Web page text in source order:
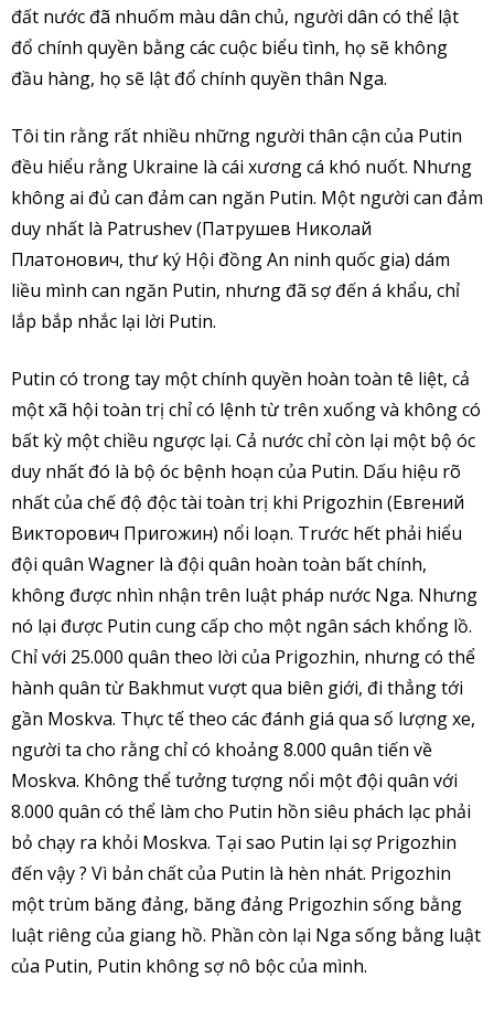
đất nước đã nhuốm màu dân chủ, người dân có thể lật
đổ chính quyền bằng các cuộc biểu tình, họ sẽ không
đầu hàng, họ sẽ lật đổ chính quyền thân Nga.
Tôi tin rằng rất nhiều những người thân cận của Putin
đều hiểu rằng Ukraine là cái xương cá khó nuốt. Nhưng
không ai đủ can đảm can ngăn Putin. Một người can đảm
duy nhất là Patrushev (Патрушев Николай
Платонович, thư ký Hội đồng An ninh quốc gia) dám
liều mình can ngăn Putin, nhưng đã sợ đến á khẩu, chỉ
lắp bắp nhắc lại lời Putin.
Putin có trong tay một chính quyền hoàn toàn tê liệt, cả
một xã hội toàn trị chỉ có lệnh từ trên xuống và không có
bất kỳ một chiều ngược lại. Cả nước chỉ còn lại một bộ óc
duy nhất đó là bộ óc bệnh hoạn của Putin. Dấu hiệu rõ
nhất của chế độ độc tài toàn trị khi Prigozhin (Евгений
Викторович Пригожин) nổi loạn. Trước hết phải hiểu
đội quân Wagner là đội quân hoàn toàn bất chính,
không được nhìn nhận trên luật pháp nước Nga. Nhưng
nó lại được Putin cung cấp cho một ngân sách khổng lồ.
Chỉ với 25.000 quân theo lời của Prigozhin, nhưng có thể
hành quân từ Bakhmut vượt qua biên giới, đi thẳng tới
gần Moskva. Thực tế theo các đánh giá qua số lượng xe,
người ta cho rằng chỉ có khoảng 8.000 quân tiến về
Moskva. Không thể tưởng tượng nổi một đội quân với
8.000 quân có thể làm cho Putin hồn siêu phách lạc phải
bỏ chạy ra khỏi Moskva. Tại sao Putin lại sợ Prigozhin
đến vậy ? Vì bản chất của Putin là hèn nhát. Prigozhin
một trùm băng đảng, băng đảng Prigozhin sống bằng
luật riêng của giang hồ. Phần còn lại Nga sống bằng luật
của Putin, Putin không sợ nô bộc của mình.